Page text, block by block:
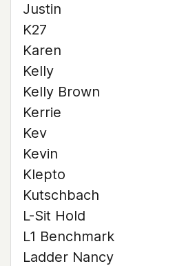
Justin
K27
Karen
Kelly
Kelly Brown
Kerrie
Kev
Kevin
Klepto
Kutschbach
L-Sit Hold
L1 Benchmark
Ladder Nancy